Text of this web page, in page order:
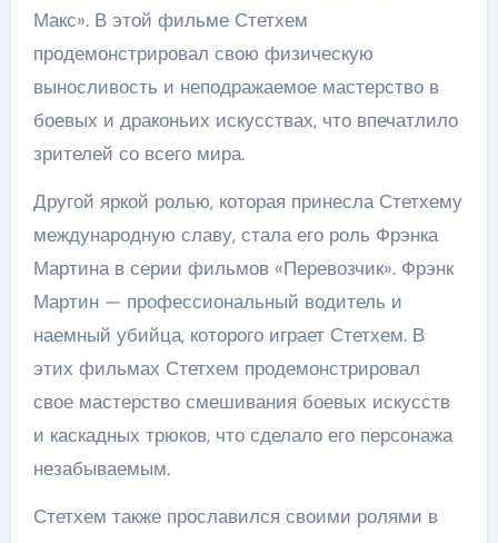
Макс». В этой фильме Стетхем
продемонстрировал свою физическую
выносливость и неподражаемое мастерство в
боевых и драконьих искусствах, что впечатлило
зрителей со всего мира.
Другой яркой ролью, которая принесла Стетхему
международную славу, стала его роль Фрэнка
Мартина в серии фильмов «Перевозчик». Фрэнк
Мартин — профессиональный водитель и
наемный убийца, которого играет Стетхем. В
этих фильмах Стетхем продемонстрировал
свое мастерство смешивания боевых искусств
и каскадных трюков, что сделало его персонажа
незабываемым.
Стетхем также прославился своими ролями в